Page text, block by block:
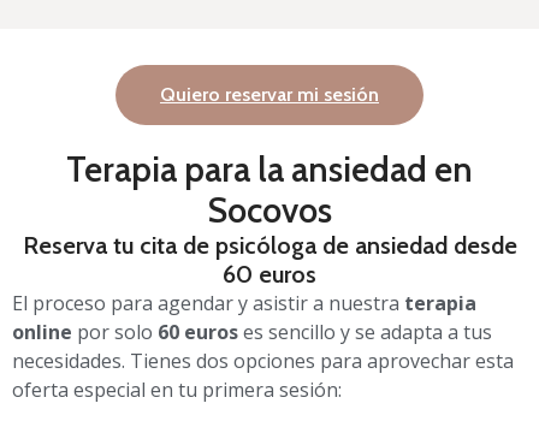
Quiero reservar mi sesión
Terapia para la ansiedad en
Socovos
Reserva tu cita de psicóloga de ansiedad desde
60 euros
El proceso para agendar y asistir a nuestra terapia
online por solo 60 euroses sencillo y se adapta a tus
necesidades. Tienes dos opciones para aprovechar esta
oferta especial en tu primera sesión: